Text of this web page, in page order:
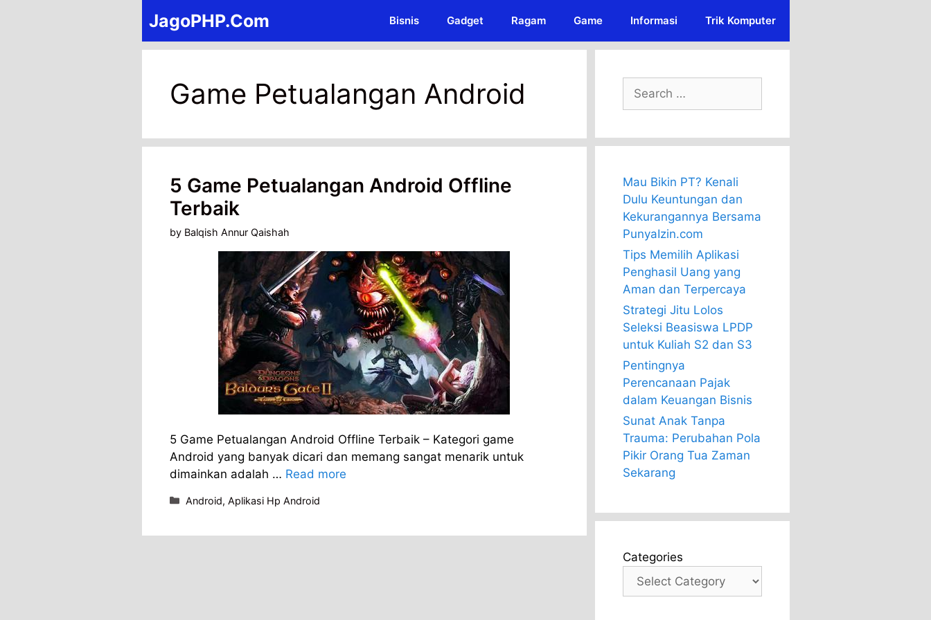
JagoPHP.Com Bisnis Gadget Ragam Game Informasi Trik Komputer
Game Petualangan Android
5 Game Petualangan Android Offline
Terbaik
by Balqish Annur Qaishah
5 Game Petualangan Android Offline Terbaik – Kategori game
Android yang banyak dicari dan memang sangat menarik untuk
dimainkan adalah … Read more
Categories
Android, Aplikasi Hp Android
Search
for:
Mau Bikin PT? Kenali
Dulu Keuntungan dan
Kekurangannya Bersama
PunyaIzin.com
Tips Memilih Aplikasi
Penghasil Uang yang
Aman dan Terpercaya
Strategi Jitu Lolos
Seleksi Beasiswa LPDP
untuk Kuliah S2 dan S3
Pentingnya
Perencanaan Pajak
dalam Keuangan Bisnis
Sunat Anak Tanpa
Trauma: Perubahan Pola
Pikir Orang Tua Zaman
Sekarang
Categories